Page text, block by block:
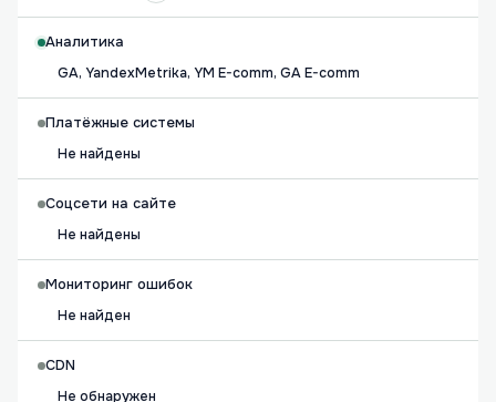
Аналитика
GA, YandexMetrika, YM E-comm, GA E-comm
Платёжные системы
Не найдены
Соцсети на сайте
Не найдены
Мониторинг ошибок
Не найден
CDN
Не обнаружен